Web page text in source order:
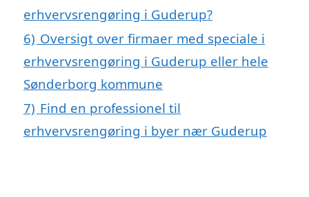
erhvervsrengøring i Guderup?
6) Oversigt over firmaer med speciale i
erhvervsrengøring i Guderup eller hele
Sønderborg kommune
7) Find en professionel til
erhvervsrengøring i byer nær Guderup